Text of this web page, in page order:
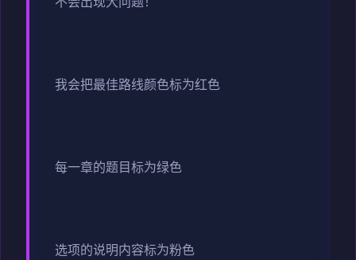
我会把最佳路线颜色标为红色
每一章的题目标为绿色
选项的说明内容标为粉色